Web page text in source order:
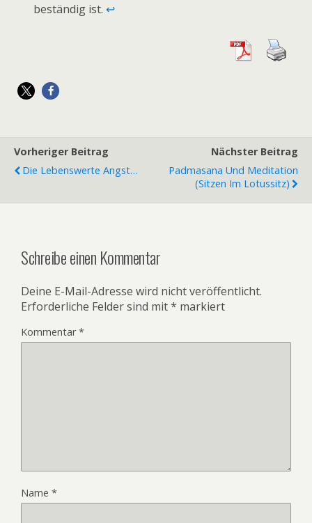
beständig ist.↩
Vorheriger Beitrag
Die Lebenswerte Angst…
Nächster Beitrag
Padmasana Und Meditation
(Sitzen Im Lotussitz)
Schreibe einen Kommentar
Deine E-Mail-Adresse wird nicht veröffentlicht.
Erforderliche Felder sind mit* markiert
Kommentar*
Name *